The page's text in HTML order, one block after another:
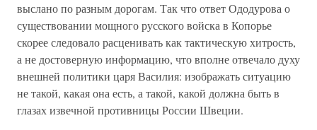
выслано по разным дорогам. Так что ответ Ододурова о
существовании мощного русского войска в Копорье
скорее следовало расценивать как тактическую хитрость,
а не достоверную информацию, что вполне отвечало духу
внешней политики царя Василия: изображать ситуацию
не такой, какая она есть, а такой, какой должна быть в
глазах извечной противницы России Швеции.